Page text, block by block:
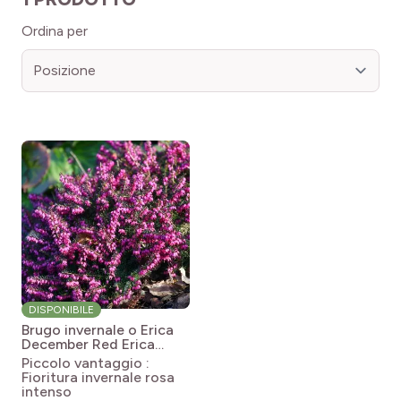
Ordina per
DISPONIBILE
Brugo invernale o Erica
December Red Erica
carnea December Red
Piccolo vantaggio :
Fioritura invernale rosa
intenso